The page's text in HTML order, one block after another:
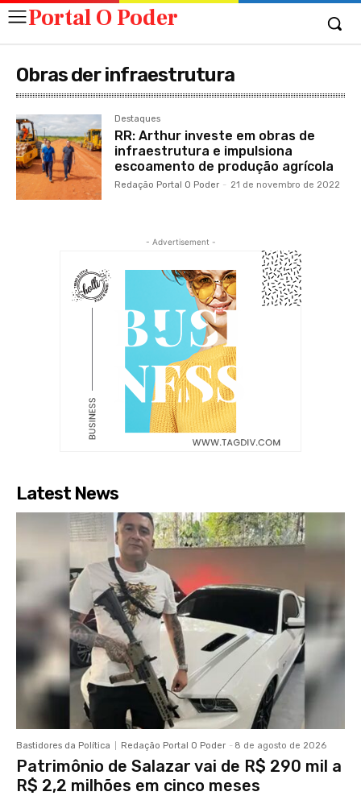
Portal O Poder
Obras der infraestrutura
Destaques
RR: Arthur investe em obras de
infraestrutura e impulsiona
escoamento de produção agrícola
Redação Portal O Poder - 21 de novembro de 2022
- Advertisement -
Latest News
Bastidores da Política Redação Portal O Poder - 8 de agosto de 2026
Patrimônio de Salazar vai de R$ 290 mil a
R$ 2,2 milhões em cinco meses